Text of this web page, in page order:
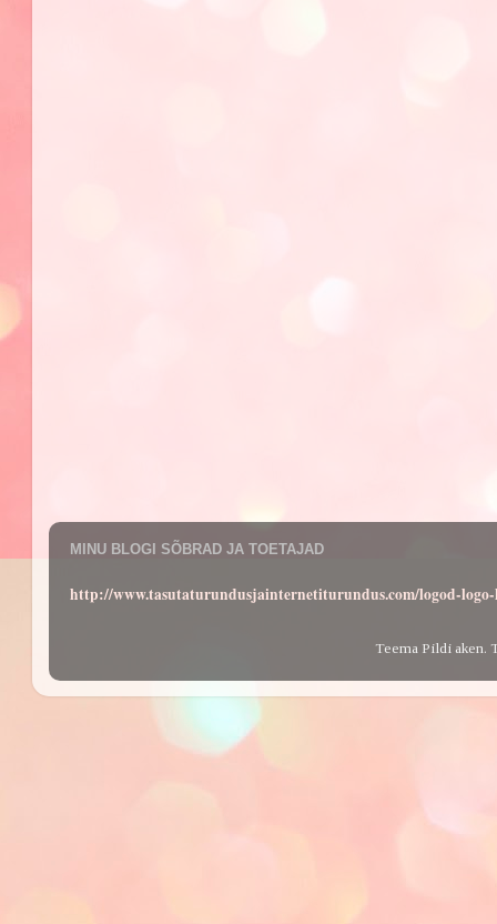
MINU BLOGI SÕBRAD JA TOETAJAD
http://www.tasutaturundusjainternetiturundus.com/logod-
Teema Pildi aken.